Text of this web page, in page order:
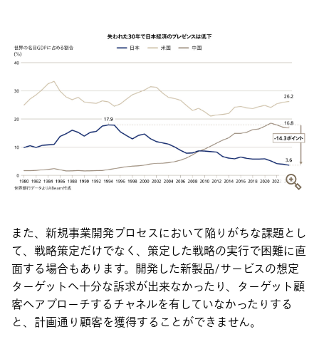
また、新規事業開発プロセスにおいて陥りがちな課題とし
て、戦略策定だけでなく、策定した戦略の実行で困難に直
面する場合もあります。開発した新製品/サービスの想定
ターゲットへ十分な訴求が出来なかったり、ターゲット顧
客へアプローチするチャネルを有していなかったりする
と、計画通り顧客を獲得することができません。